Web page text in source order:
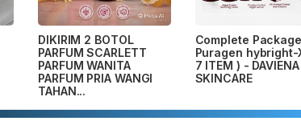
DIKIRIM 2 BOTOL
PARFUM SCARLETT
PARFUM WANITA
PARFUM PRIA WANGI
TAHAN...
Complete
Puragen hybright-
7 ITEM ) - DAVIENA
SKINCARE